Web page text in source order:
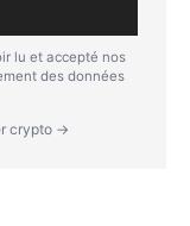
lu et accepté nos
des données
crypto →